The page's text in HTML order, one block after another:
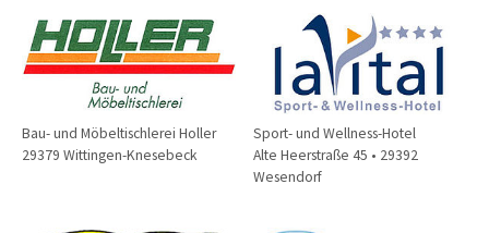
Bau- und Möbeltischlerei Holler
29379 Wittingen-Knesebeck
Sport- und Wellness-Hotel
Alte Heerstraße 45 • 29392
Wesendorf